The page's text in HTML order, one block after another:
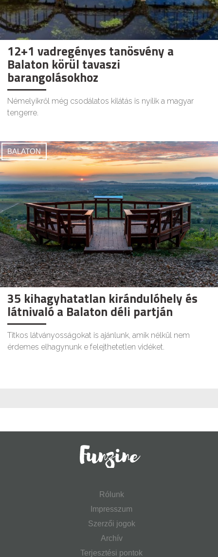
12+1 vadregényes tanösvény a
Balaton körül tavaszi
barangolásokhoz
Némelyikről még csodálatos kilátás is nyílik a magyar
tengerre.
BALATON
35 kihagyhatatlan kirándulóhely és
látnivaló a Balaton déli partján
Titkos látványosságokat is ajánlunk, amik nélkül nem
érdemes elhagynunk e felejthetetlen vidéket.
Rólunk
Impresszum
Szerzői jogok
Archív
Terjesztési pontok